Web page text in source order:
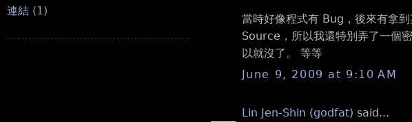
連結 (1)
當時好像程式有 Bug，後來有拿
Source，所以我還特別弄了一個
以就沒了。 等等
June 9, 2009 at 9:10 AM
Lin Jen-Shin (godfat) said...